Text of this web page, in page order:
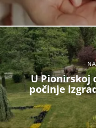
U Pionirskoj
počinje